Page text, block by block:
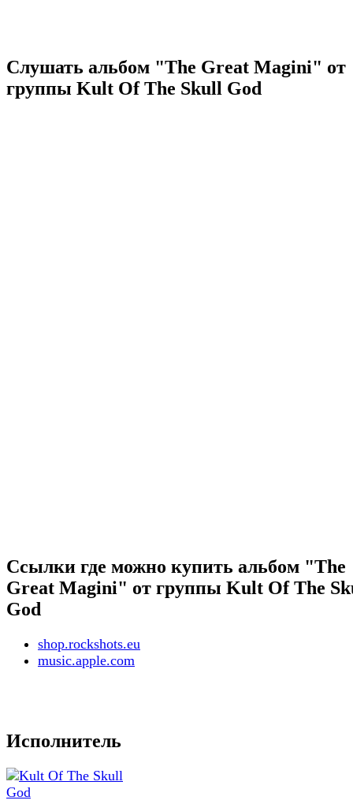
Слушать альбом "The Great Magini" от
группы Kult Of The Skull God
Ссылки где можно купить альбом "The
Great Magini" от группы Kult Of The
God
shop.rockshots.eu
music.apple.com
Исполнитель